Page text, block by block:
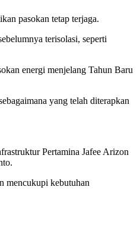
pasokan tetap terjaga.
terisolasi, seperti
energi menjelang Tahun Baru
yang telah diterapkan
Pertamina Jafee Arizon
mencukupi kebutuhan